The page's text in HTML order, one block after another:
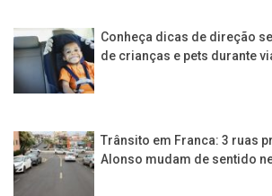
Conheça dicas de direção
de crianças e pets durante
Trânsito em Franca: 3 ruas
Alonso mudam de sentido